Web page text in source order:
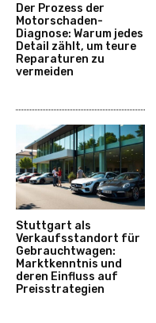
Der Prozess der
Motorschaden-
Diagnose: Warum jedes
Detail zählt, um teure
Reparaturen zu
vermeiden
Stuttgart als
Verkaufsstandort für
Gebrauchtwagen:
Marktkenntnis und
deren Einfluss auf
Preisstrategien